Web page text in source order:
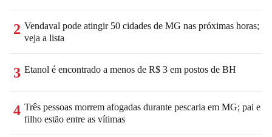
2 Vendaval pode atingir 50 cidades de MG nas próximas horas;
veja a lista
3 Etanol é encontrado a menos de R$ 3 em postos de BH
4 Três pessoas morrem afogadas durante pescaria em MG; pai e
filho estão entre as vítimas